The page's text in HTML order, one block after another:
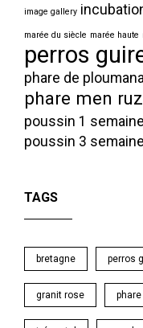
image gallery
marée du siècle marée haute
perros
phare de
phare men ruz
poussin 1 semaine
poussin 3
TAGS
bretagne perros
granit rose phare